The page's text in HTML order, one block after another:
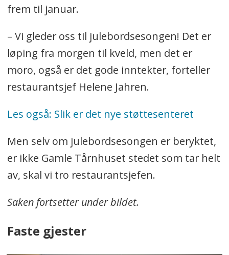
frem til januar.
– Vi gleder oss til julebordsesongen! Det er
løping fra morgen til kveld, men det er
moro, også er det gode inntekter, forteller
restaurantsjef Helene Jahren.
Les også: Slik er det nye støttesenteret
Men selv om julebordsesongen er beryktet,
er ikke Gamle Tårnhuset stedet som tar helt
av, skal vi tro restaurantsjefen.
Saken fortsetter under bildet.
Faste gjester